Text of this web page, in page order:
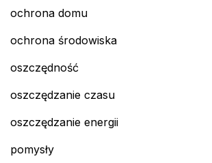
ochrona domu
ochrona środowiska
oszczędność
oszczędzanie czasu
oszczędzanie energii
pomysły